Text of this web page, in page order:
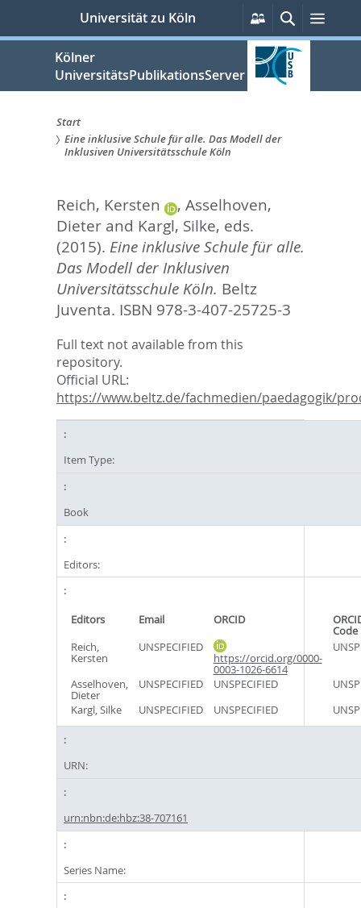
springen
Universität zu Köln
Persönliche
Services
SucheMenü
Kölner
UniversitätsPublikationsServer
Sie
hier:
Start
Eine inklusive Schule für alle. Das Modell der
Inklusiven Universitätsschule Köln
Reich, Kersten , Asselhoven,
Dieterand Kargl, Silke, eds.
(2015). Eine inklusive Schule für alle.
Das Modell der Inklusiven
Universitätsschule Köln. Beltz
Juventa. ISBN 978-3-407-25725-3
Full text not available from this
repository.
Official URL:
https://www.beltz.de/fachmedien/paedagogik/
Item Type:
Book
Editors:
Editors Email ORCID
Code
Reich,
Kersten
UNSPECIFIED
https://orcid.org/0000-
0003-1026-6614
Asselhoven,
Dieter
UNSPECIFIED UNSPECIFIED
Kargl, Silke
UNSPECIFIED UNSPECIFIED
URN:
urn:nbn:de:hbz:38-707161
Series Name: